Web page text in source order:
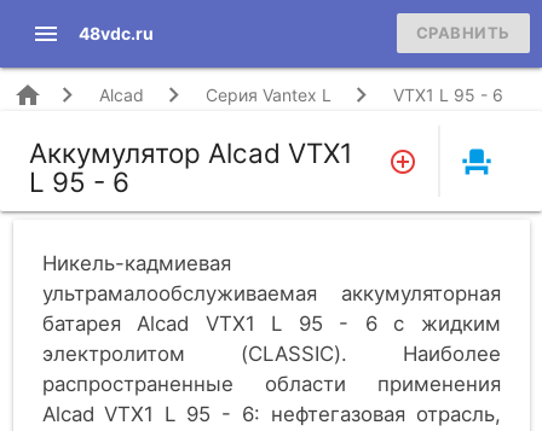
menu 48vdc.ru СРАВНИТЬ
home Alcad Серия Vantex L VTX1 L 95 - 6
Аккумулятор Alcad VTX1
L 95 - 6
event_seat
Никель-кадмиевая
ультрамалообслуживаемая аккумуляторная
батарея Alcad VTX1 L 95 - 6 c жидким
электролитом (CLASSIC). Наиболее
распространенные области применения
Alcad VTX1 L 95 - 6: нефтегазовая отрасль,